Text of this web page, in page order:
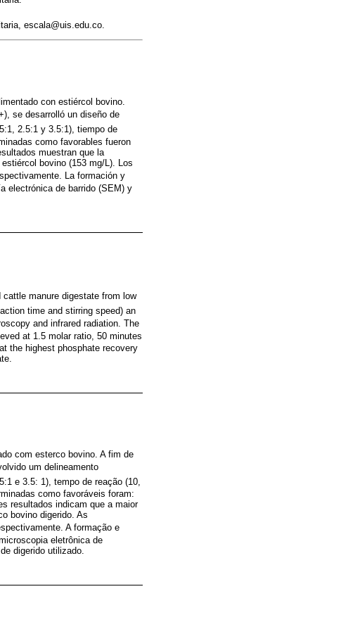
escala@uis.edu.co.
con estiércol bovino.
se desarrolló un diseño de
2.5:1 y 3.5:1), tiempo de
como favorables fueron
muestran que la
bovino (153 mg/L). Los
La formación y
electrónica de barrido (SEM) y
manure digestate from low
time and stirring speed) an
and infrared radiation. The
at 1.5 molar ratio, 50 minutes
the highest phosphate recovery
com esterco bovino. A fim de
um delineamento
e 3.5: 1), tempo de reação (10,
como favoráveis foram:
resultados indicam que a maior
bovino digerido. As
A formação e
eletrônica de
digerido utilizado.